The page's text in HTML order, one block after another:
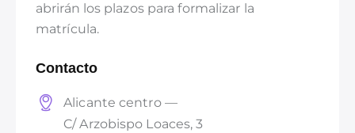
abrirán los plazos para formalizar la
matrícula.
Contacto
Alicante centro —
C/ Arzobispo Loaces, 3